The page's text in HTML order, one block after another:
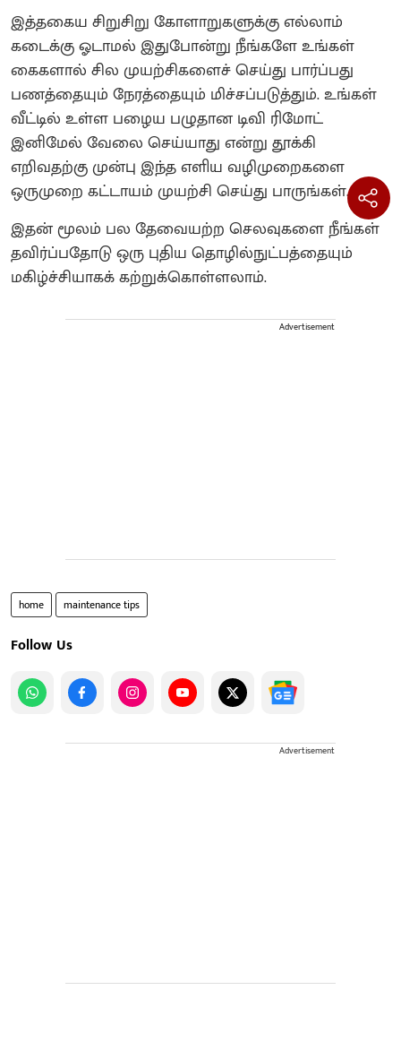
இத்தகைய சிறுசிறு கோளாறுகளுக்கு எல்லாம்
கடைக்கு ஓடாமல் இதுபோன்று நீங்களே உங்கள்
கைகளால் சில முயற்சிகளைச் செய்து பார்ப்பது
பணத்தையும் நேரத்தையும் மிச்சப்படுத்தும். உங்கள்
வீட்டில் உள்ள பழைய பழுதான டிவி ரிமோட்
இனிமேல் வேலை செய்யாது என்று தூக்கி
எறிவதற்கு முன்பு இந்த எளிய வழிமுறைகளை
ஒருமுறை கட்டாயம் முயற்சி செய்து பாருங்கள்.
இதன் மூலம் பல தேவையற்ற செலவுகளை நீங்கள்
தவிர்ப்பதோடு ஒரு புதிய தொழில்நுட்பத்தையும்
மகிழ்ச்சியாகக் கற்றுக்கொள்ளலாம்.
Advertisement
home maintenance tips
Follow Us
Advertisement